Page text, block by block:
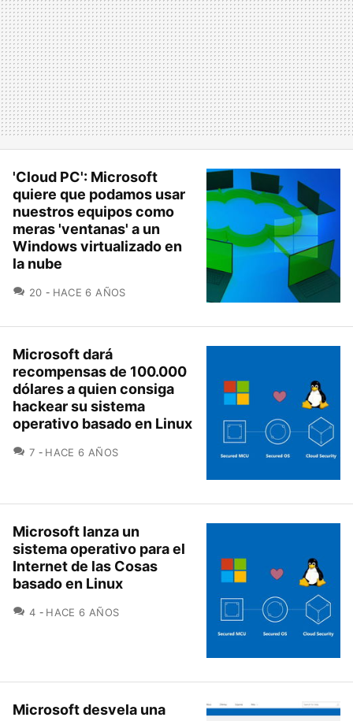
'Cloud PC': Microsoft
quiere que podamos usar
nuestros equipos como
meras 'ventanas' a un
Windows virtualizado en
la nube
20 COMENTARIOS
HACE 6 AÑOS
Microsoft dará
recompensas de 100.000
dólares a quien consiga
hackear su sistema
operativo basado en Linux
7 COMENTARIOS
HACE 6 AÑOS
Microsoft lanza un
sistema operativo para el
Internet de las Cosas
basado en Linux
4 COMENTARIOS
HACE 6 AÑOS
Microsoft desvela una